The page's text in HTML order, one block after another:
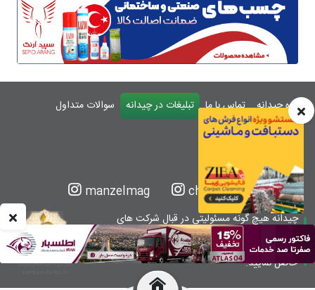
درباره چیدانه تماس با ما تبلیغات در چیدانه
سوالات متداول
ورود
chidaneh
manzelmag
چیدانه هیچ گونه مسئولیتی در قبال شرکت های
معرفی شده ندارد.
قبل از اقدام به خرید کالا یا خدمات اطمینان کافی را
حاصل نمایید.